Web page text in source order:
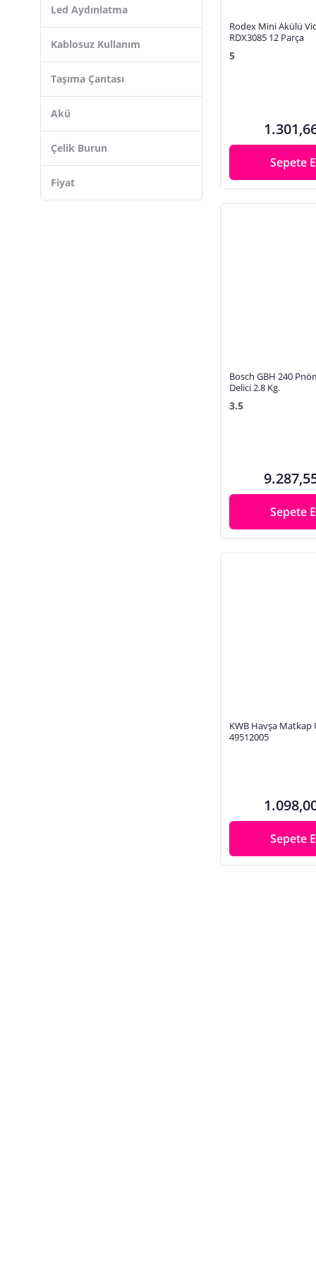
Eğe, Eğe Seti
Eğitici Oyuncaklar
El Feneri
Endüstriyel Temizleme Ürünleri
Etiket, Sticker
Led Aydınlatma
Kablosuz Kullanım
Taşıma Çantası
Akü
Çelik Burun
Fiyat
Rodex Mini Akülü
RDX3085 12 Parça
5
Sepete
Bosch GBH 240
Delici 2.8 Kg.
3.5
Sepete
KWB Havşa Matkap
49512005
Sepete